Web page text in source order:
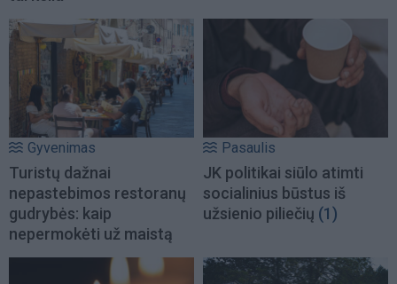
Gyvenimas
Turistų dažnai
nepastebimos restoranų
gudrybės: kaip
nepermokėti už maistą
Pasaulis
JK politikai siūlo atimti
socialinius būstus iš
užsienio piliečių (1)